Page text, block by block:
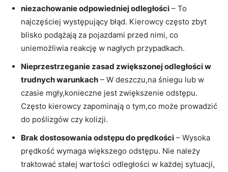
niezachowanie odpowiedniej odległości – To
najczęściej występujący błąd. Kierowcy często zbyt
blisko podążają za pojazdami przed nimi, co
uniemożliwia reakcję w nagłych przypadkach.
Nieprzestrzeganie zasad zwiększonej odległości w
trudnych warunkach – W deszczu,na śniegu lub w
czasie mgły,konieczne jest zwiększenie odstępu.
Często kierowcy zapominają o tym,co może prowadzić
do poślizgów czy kolizji.
Brak dostosowania odstępu do prędkości – Wysoka
prędkość wymaga większego odstępu. Nie należy
traktować stałej wartości odległości w każdej sytuacji,